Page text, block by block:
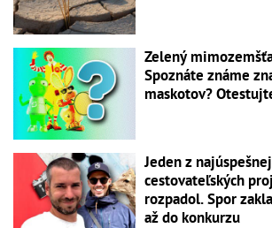
Zelený
Spoznáte známe
maskotov?
Jeden z
cestovateľských
rozpadol. Spor
až do konkurzu